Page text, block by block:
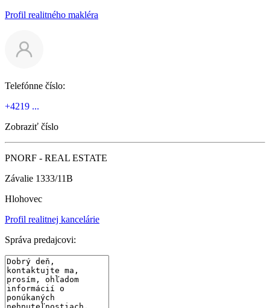
Profil realitného makléra
Telefónne číslo:
+4219 ...
Zobraziť číslo
PNORF - REAL ESTATE
Závalie 1333/11B
Hlohovec
Profil realitnej kancelárie
Správa predajcovi: